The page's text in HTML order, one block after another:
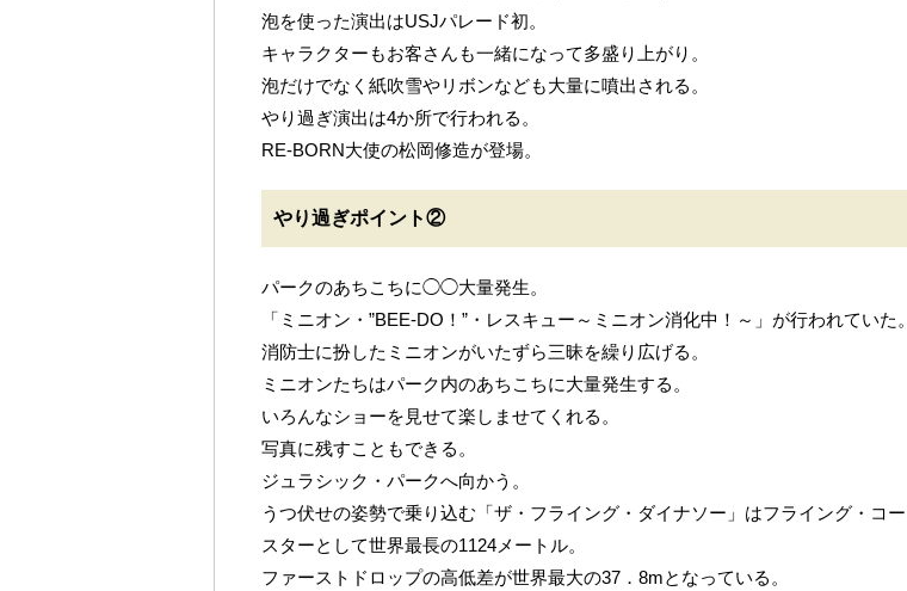
泡を使った演出はUSJパレード初。
キャラクターもお客さんも一緒になって多盛り上がり。
泡だけでなく紙吹雪やリボンなども大量に噴出される。
やり過ぎ演出は4か所で行われる。
RE-BORN大使の松岡修造が登場。
やり過ぎポイント②
パークのあちこちに◯◯大量発生。
「ミニオン・”BEE-DO！”・レスキュー～ミニオン消化中！～」が行われていた。
消防士に扮したミニオンがいたずら三昧を繰り広げる。
ミニオンたちはパーク内のあちこちに大量発生する。
いろんなショーを見せて楽しませてくれる。
写真に残すこともできる。
ジュラシック・パークへ向かう。
うつ伏せの姿勢で乗り込む「ザ・フライング・ダイナソー」はフライング・コー
スターとして世界最長の1124メートル。
ファーストドロップの高低差が世界最大の37．8mとなっている。